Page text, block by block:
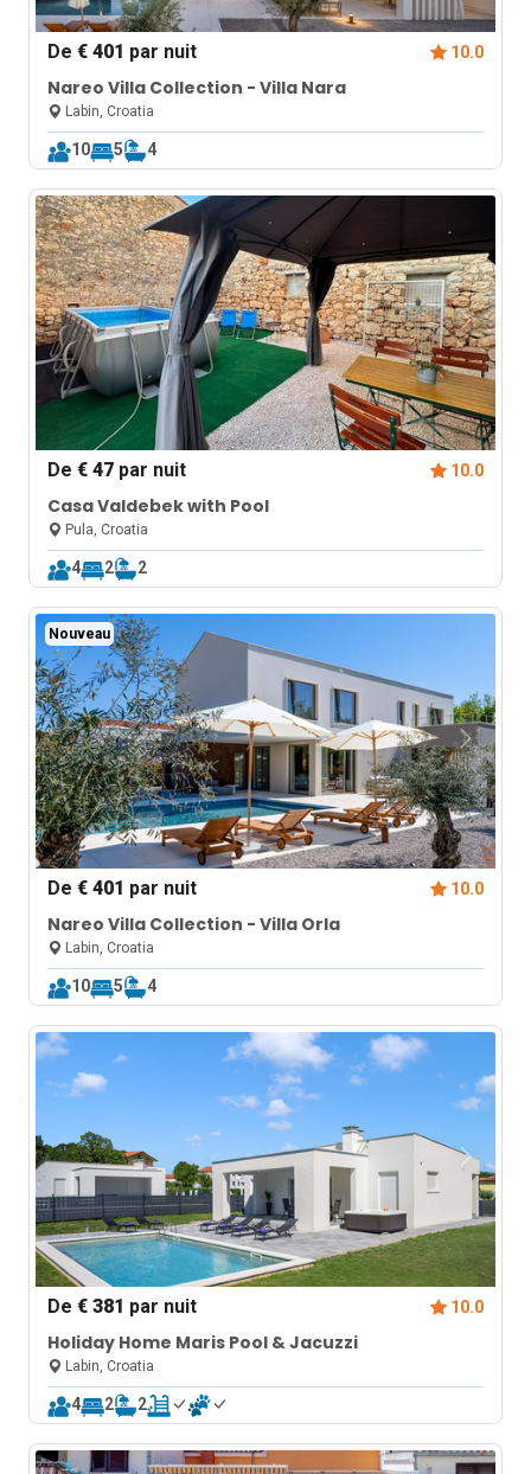
De€ 401 par nuit 10.0
Nareo Villa Collection - Villa Nara
Labin, Croatia
10 5 4
De€ 47 par nuit 10.0
Casa Valdebek with Pool
Pula, Croatia
4 2 2
Nouveau
De€ 401 par nuit 10.0
Nareo Villa Collection - Villa Orla
Labin, Croatia
10 5 4
De€ 381 par nuit 10.0
Holiday Home Maris Pool & Jacuzzi
Labin, Croatia
4 2 2